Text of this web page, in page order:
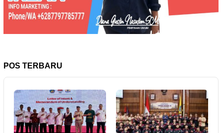
POS TERBARU